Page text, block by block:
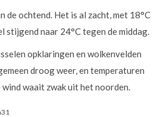
de ochtend. Het is al zacht, met 18°C
stijgend naar 24°C tegen de middag.
opklaringen en wolkenvelden
droog weer, en temperaturen
waait zwak uit het noorden.